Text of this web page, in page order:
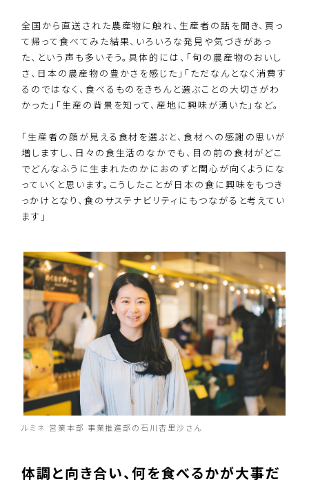
全国から直送された農産物に触れ、生産者の話を聞き、買っ
て帰って食べてみた結果、いろいろな発見や気づきがあっ
た、という声も多いそう。具体的には、「旬の農産物のおいし
さ、日本の農産物の豊かさを感じた」「ただなんとなく消費す
るのではなく、食べるものをきちんと選ぶことの大切さがわ
かった」「生産の背景を知って、産地に興味が湧いた」など。
「生産者の顔が見える食材を選ぶと、食材への感謝の思いが
増しますし、日々の食生活のなかでも、目の前の食材がどこ
でどんなふうに生まれたのかにおのずと関心が向くようにな
っていくと思います。こうしたことが日本の食に興味をもつき
っかけとなり、食のサステナビリティにもつながると考えてい
ます」
ルミネ 営業本部 事業推進部の石川杏里沙さん
体調と向き合い、何を食べるかが大事だ